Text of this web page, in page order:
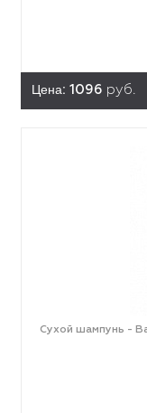
Цена: 1096 руб.
Сухой шампунь -